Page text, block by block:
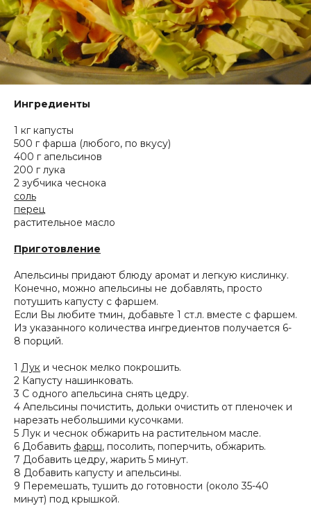
Ингредиенты
1 кг капусты
500 г фарша (любого, по вкусу)
400 г апельсинов
200 г лука
2 зубчика чеснока
соль
перец
растительное масло
Приготовление
Апельсины придают блюду аромат и легкую кислинку.
Конечно, можно апельсины не добавлять, просто
потушить капусту с фаршем.
Если Вы любите тмин, добавьте 1 ст.л. вместе с фаршем.
Из указанного количества ингредиентов получается 6-
8 порций.
1 Лук и чеснок мелко покрошить.
2 Капусту нашинковать.
3 С одного апельсина снять цедру.
4 Апельсины почистить, дольки очистить от пленочек и
нарезать небольшими кусочками.
5 Лук и чеснок обжарить на растительном масле.
6 Добавить фарш, посолить, поперчить, обжарить.
7 Добавить цедру, жарить 5 минут.
8 Добавить капусту и апельсины.
9 Перемешать, тушить до готовности (около 35-40
минут) под крышкой.